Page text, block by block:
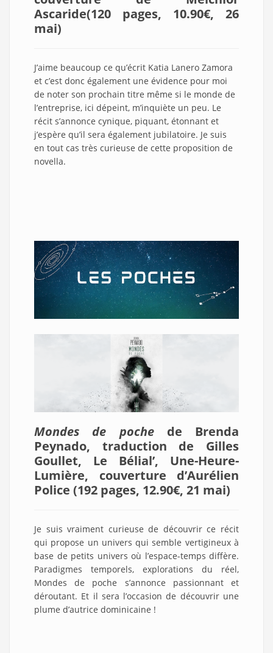
Ascaride(120 pages, 10.90€, 26
mai)
J’aime beaucoup ce qu’écrit Katia Lanero Zamora
et c’est donc également une évidence pour moi
de noter son prochain titre même si le monde de
l’entreprise, ici dépeint, m’inquiète un peu. Le
récit s’annonce cynique, piquant, étonnant et
j’espère qu’il sera également jubilatoire. Je suis
en tout cas très curieuse de cette proposition de
novella.
Mondes de pochede Brenda
Peynado, traduction de Gilles
Goullet, Le Bélial’, Une-Heure-
Lumière, couverture d’Aurélien
Police (192 pages, 12.90€, 21 mai)
Je suis vraiment curieuse de découvrir ce récit
qui propose un univers qui semble vertigineux à
base de petits univers où l’espace-temps diffère.
Paradigmes temporels, explorations du réel,
Mondes de poche s’annonce passionnant et
déroutant. Et il sera l’occasion de découvrir une
plume d’autrice dominicaine !